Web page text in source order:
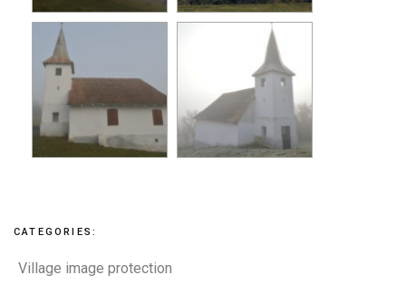
CATEGORIES:
Village image protection